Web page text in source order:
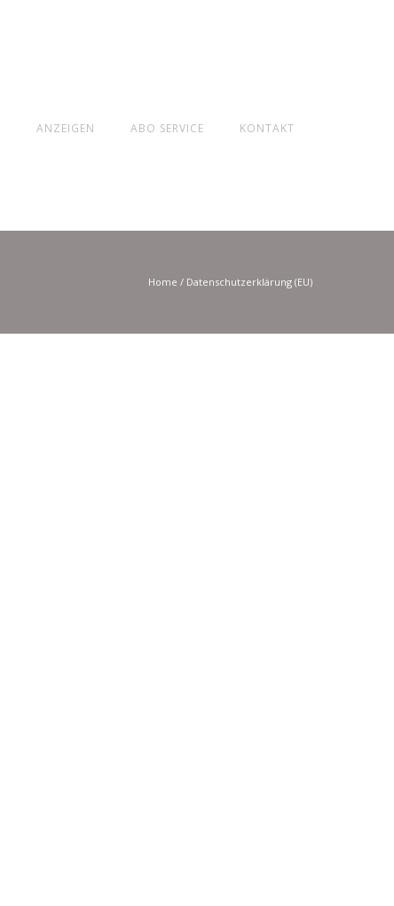
ANZEIGEN ABO SERVICE KONTAKT
Home / Datenschutzerklärung (EU)